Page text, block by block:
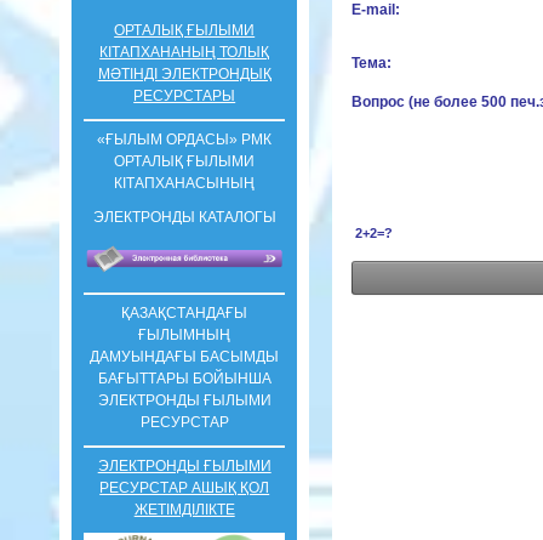
E-mail:
Тема:
Вопрос (не более 500
2+2=?
ОРТАЛЫҚ ҒЫЛЫМИ
КІТАПХАНАНЫҢ ТОЛЫҚ
МӘТІНДІ ЭЛЕКТРОНДЫҚ
РЕСУРСТАРЫ
«ҒЫЛЫМ ОРДАСЫ» РМК
ОРТАЛЫҚ ҒЫЛЫМИ
КIТАПХАНАСЫНЫҢ
ЭЛЕКТРОНДЫ КАТАЛОГЫ
ҚАЗАҚСТАНДАҒЫ
ҒЫЛЫМНЫҢ
ДАМУЫНДАҒЫ БАСЫМДЫ
БАҒЫТТАРЫ БОЙЫНША
ЭЛЕКТРОНДЫ ҒЫЛЫМИ
РЕСУРСТАР
ЭЛЕКТРОНДЫ ҒЫЛЫМИ
РЕСУРСТАР АШЫҚ ҚОЛ
ЖЕТІМДІЛІКТЕ